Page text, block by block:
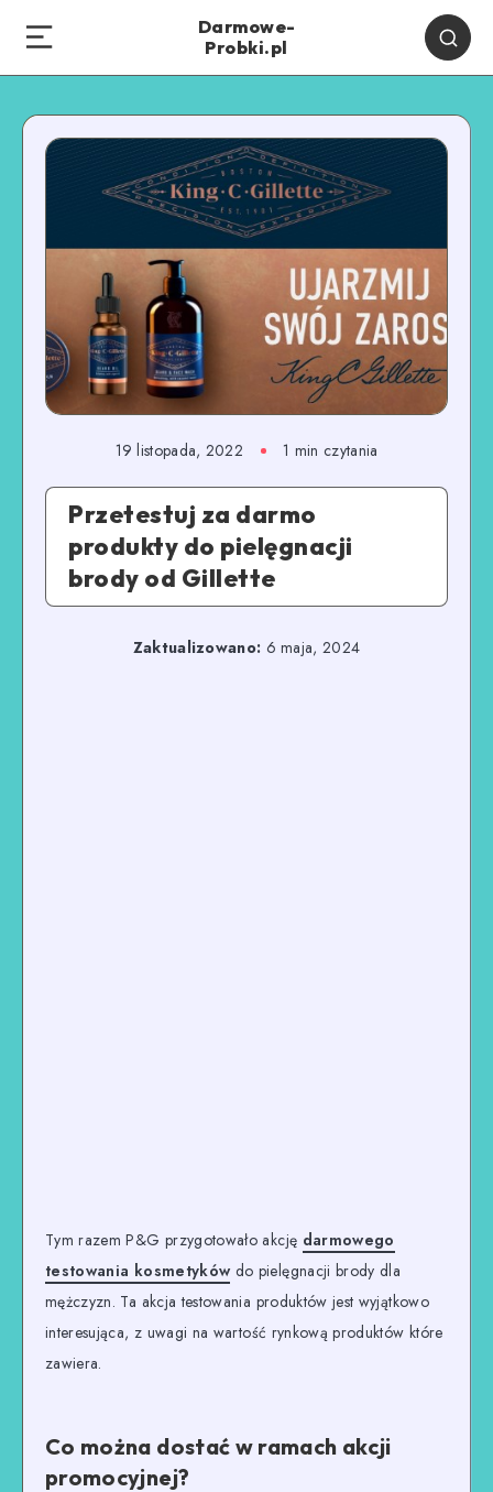
Darmowe-
Probki.pl
19 listopada, 2022 1 min czytania
Przetestuj za darmo
produkty do pielęgnacji
brody od Gillette
Zaktualizowano: 6 maja, 2024
Tym razem P&G przygotowało akcję darmowego
testowania kosmetykówdo pielęgnacji brody dla
mężczyzn. Ta akcja testowania produktów jest wyjątkowo
interesująca, z uwagi na wartość rynkową produktów które
zawiera.
Co można dostać w ramach akcji
promocyjnej?